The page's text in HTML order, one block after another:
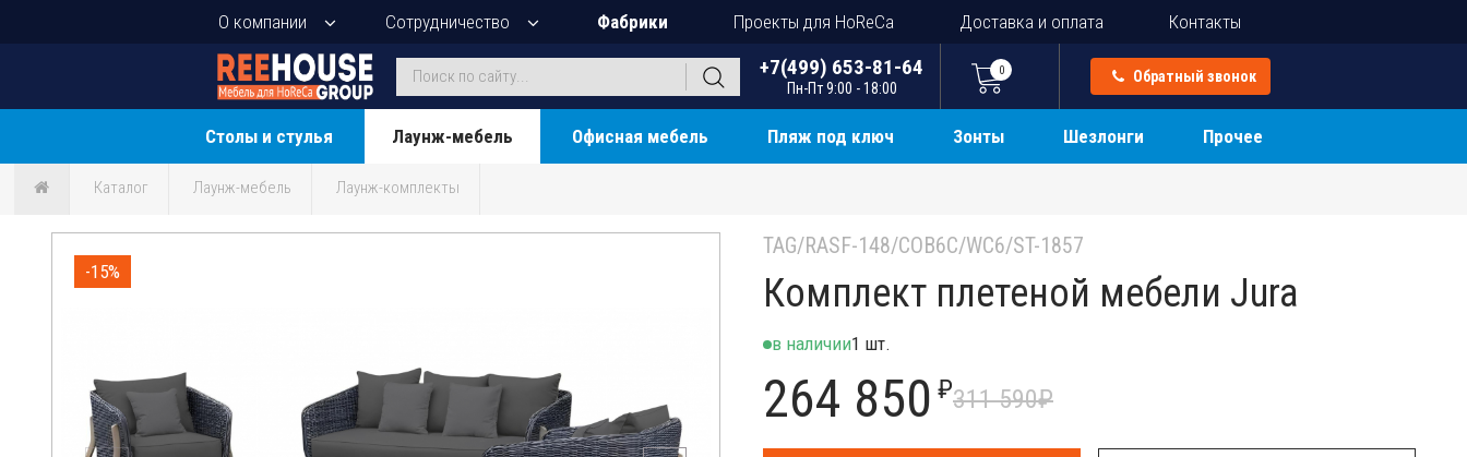
О компании Сотрудничество Фабрики Проекты для HoReCa Доставка и оплата Контакты
+7(499) 653-81-64
Пн-Пт 9:00 - 18:00
0 Обратный звонок
Столы и стулья Лаунж-мебель Офисная мебель Пляж под ключ Зонты Шезлонги Прочее
Каталог Лаунж-мебель Лаунж-комплекты
-15%
TAG/RASF-148/COB6C/WC6/ST-1857
Комплект плетеной мебели Jura
в наличии1 шт.
264 850 ₽311 590₽